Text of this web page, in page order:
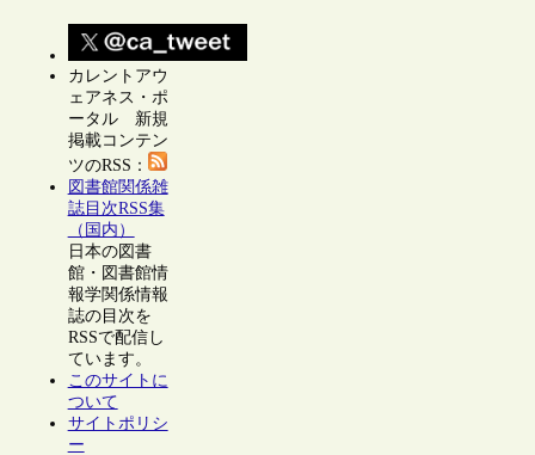
カレントアウ
ェアネス・ポ
ータル 新規
掲載コンテン
ツのRSS：
図書館関係雑
誌目次RSS集
（国内）
日本の図書
館・図書館情
報学関係情報
誌の目次を
RSSで配信し
ています。
このサイトに
ついて
サイトポリシ
ー